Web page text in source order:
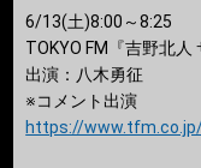
6/13(土)8:00～8:25
TOKYO FM『吉野北
出演：八木勇征
※コメント出演
https://